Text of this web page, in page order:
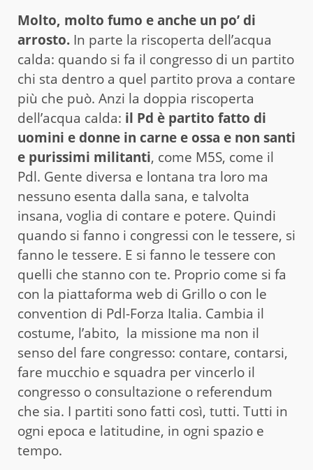
Molto, molto fumo e anche un po’ di
arrosto. In parte la riscoperta dell’acqua
calda: quando si fa il congresso di un partito
chi sta dentro a quel partito prova a contare
più che può. Anzi la doppia riscoperta
dell’acqua calda: il Pd è partito fatto di
uomini e donne in carne e ossa e non santi
e purissimi militanti, come M5S, come il
Pdl. Gente diversa e lontana tra loro ma
nessuno esenta dalla sana, e talvolta
insana, voglia di contare e potere. Quindi
quando si fanno i congressi con le tessere, si
fanno le tessere. E si fanno le tessere con
quelli che stanno con te. Proprio come si fa
con la piattaforma web di Grillo o con le
convention di Pdl-Forza Italia. Cambia il
costume, l’abito, la missione ma non il
senso del fare congresso: contare, contarsi,
fare mucchio e squadra per vincerlo il
congresso o consultazione o referendum
che sia. I partiti sono fatti così, tutti. Tutti in
ogni epoca e latitudine, in ogni spazio e
tempo.